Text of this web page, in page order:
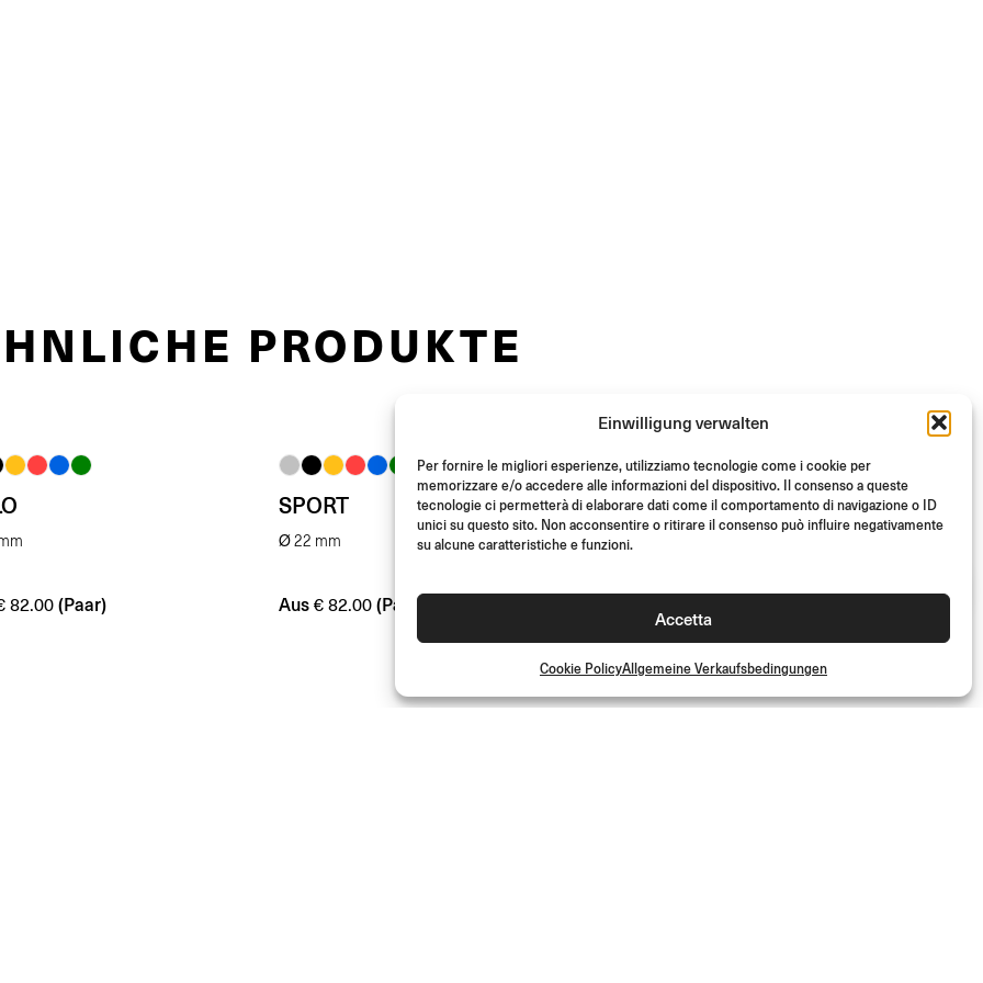
Einwilligung verwalten
Per fornire le migliori esperienze, utilizziamo tecnologie come i cookie per
memorizzare e/o accedere alle informazioni del dispositivo. Il consenso a queste
tecnologie ci permetterà di elaborare dati come il comportamento di navigazione o ID
unici su questo sito. Non acconsentire o ritirare il consenso può influire negativamente
su alcune caratteristiche e funzioni.
Accetta
Cookie PolicyAllgemeine Verkaufsbedingungen
PRODUKTE
82.00 (Paar)
SPORT
Ø 22 mm
Aus € 82.00 (Paar)
30GRADI
Ø 22 mm